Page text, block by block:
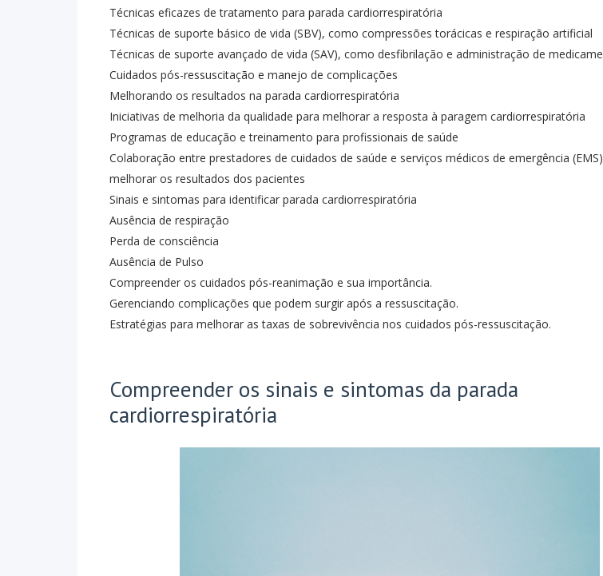
Técnicas eficazes de tratamento para parada cardiorrespiratória
Técnicas de suporte básico de vida (SBV), como compressões torácicas e respiração artificial
Técnicas de suporte avançado de vida (SAV), como desfibrilação e administração de
Cuidados pós-ressuscitação e manejo de complicações
Melhorando os resultados na parada cardiorrespiratória
Iniciativas de melhoria da qualidade para melhorar a resposta à paragem cardiorrespiratória
Programas de educação e treinamento para profissionais de saúde
Colaboração entre prestadores de cuidados de saúde e serviços médicos de emergência
melhorar os resultados dos pacientes
Sinais e sintomas para identificar parada cardiorrespiratória
Ausência de respiração
Perda de consciência
Ausência de Pulso
Compreender os cuidados pós-reanimação e sua importância.
Gerenciando complicações que podem surgir após a ressuscitação.
Estratégias para melhorar as taxas de sobrevivência nos cuidados pós-ressuscitação.
Compreender os sinais e sintomas da parada
cardiorrespiratória